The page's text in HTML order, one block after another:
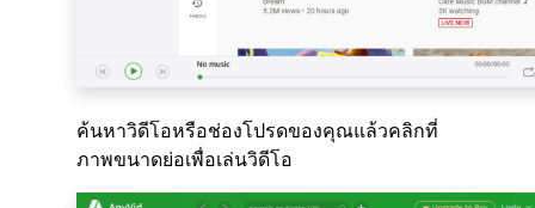
ค้นหาวิดีโอหรือช่องโปรดของคุณแล้วคลิกที่
ภาพขนาดย่อเพื่อเล่นวิดีโอ